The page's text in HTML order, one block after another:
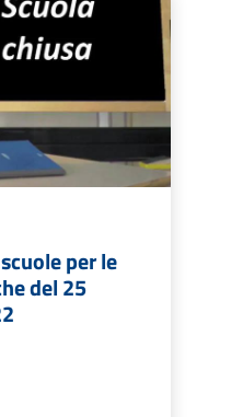
per le
del 25